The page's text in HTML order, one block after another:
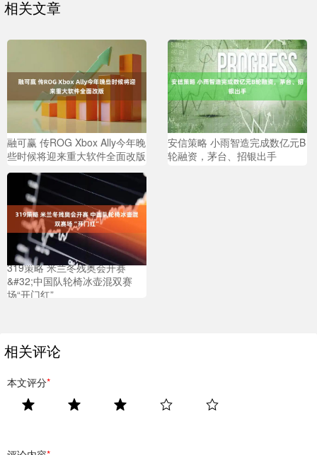
相关文章
融可赢 传ROG Xbox Ally今年晚
些时候将迎来重大软件全面改版
安信策略 小雨智造完成数亿元B
轮融资，茅台、招银出手
319策略 米兰冬残奥会开赛
&#32;中国队轮椅冰壶混双赛
场“开门红”
相关评论
本文评分*